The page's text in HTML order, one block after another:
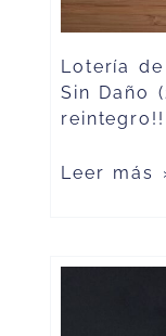
Lotería
Sin Daño
reintegro!!
Leer más